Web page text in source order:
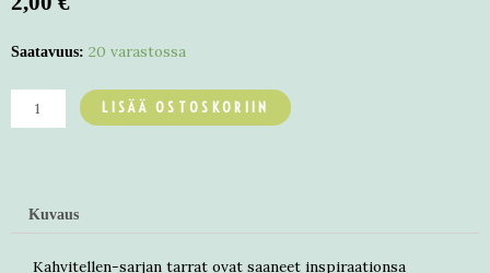
Saatavuus: 20 varastossa
LISÄÄ OSTOSKORIIN
Kuvaus
Kahvitellen-sarjan tarrat ovat saaneet inspiraationsa